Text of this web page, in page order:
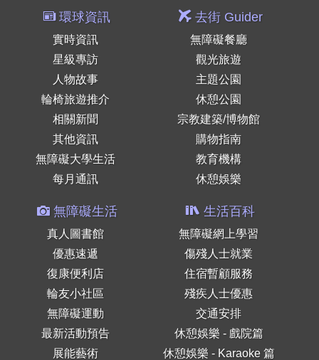
環球資訊
實時資訊
星級專訪
人物故事
輪椅旅遊推介
相關新聞
其他資訊
無障礙大學生活
每月通訊
去街 Guider
無障礙餐廳
觀光旅遊
主題公園
休憩公園
宗教建築/博物館
購物指南
教育機構
休憩娛樂
無障礙生活
真人圖書館
優惠速遞
復康便利店
輪友小社區
無障礙運動
最新活動預告
展能藝術
生活百科
無障礙網上學習
傷殘人士就業
住宿暫顧服務
殘疾人士優惠
交通安排
休憩娛樂 - 戲院篇
休憩娛樂 - Karaoke 篇